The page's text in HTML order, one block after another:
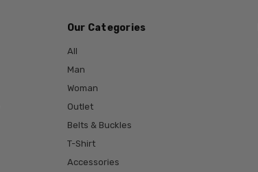
Our Categories
All
Man
Woman
Outlet
Belts & Buckles
T-Shirt
Accessories